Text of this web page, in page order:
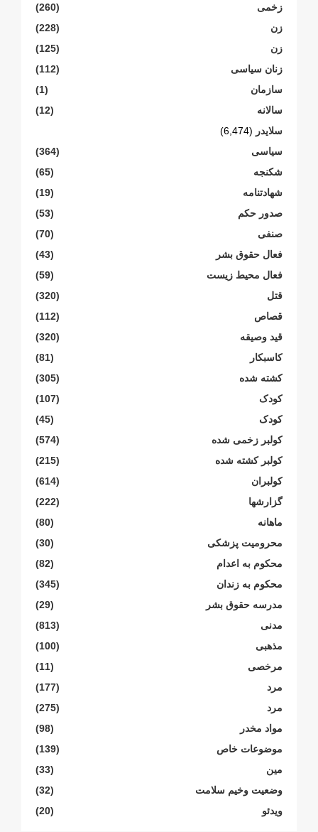
زخمی
(260)
زن
(228)
زن
(125)
زنان سیاسی
(112)
سازمان
(1)
سالانە
(12)
سلایدر (6,474)
سیاسی
(364)
شکنجە
(65)
شهادتنامە
(19)
صدور حکم
(53)
صنفی
(70)
فعال حقوق بشر
(43)
فعال محیط زیست
(59)
قتل
(320)
قصاص
(112)
قید وصیقه
(320)
کاسبکار
(81)
کشته شده
(305)
کودک
(107)
کودک
(45)
کولبر زخمی شدە
(574)
کولبر کشتە شدە
(215)
کولبران
(614)
گزارشها
(222)
ماهانە
(80)
محرومیت پزشکی
(30)
محکوم بە اعدام
(82)
محکوم بە زندان
(345)
مدرسە حقوق بشر
(29)
مدنی
(813)
مذهبی
(100)
مرخصی
(11)
مرد
(177)
مرد
(275)
مواد مخدر
(98)
موضوعات خاص
(139)
مین
(33)
وضعیت وخیم سلامت
(32)
ویدئو
(20)